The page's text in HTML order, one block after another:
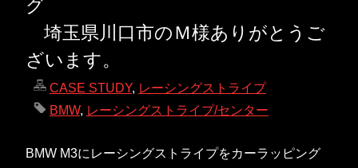
グ
埼玉県川口市のＭ様ありがとうご
ざいます。
CASE STUDY, レーシングストライプ
BMW, レーシングストライプ/センター
BMW M3にレーシングストライプをカーラッピング